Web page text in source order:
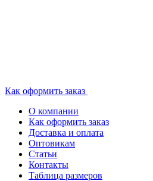
Как оформить заказ
О компании
Как оформить заказ
Доставка и оплата
Оптовикам
Статьи
Контакты
Таблица размеров